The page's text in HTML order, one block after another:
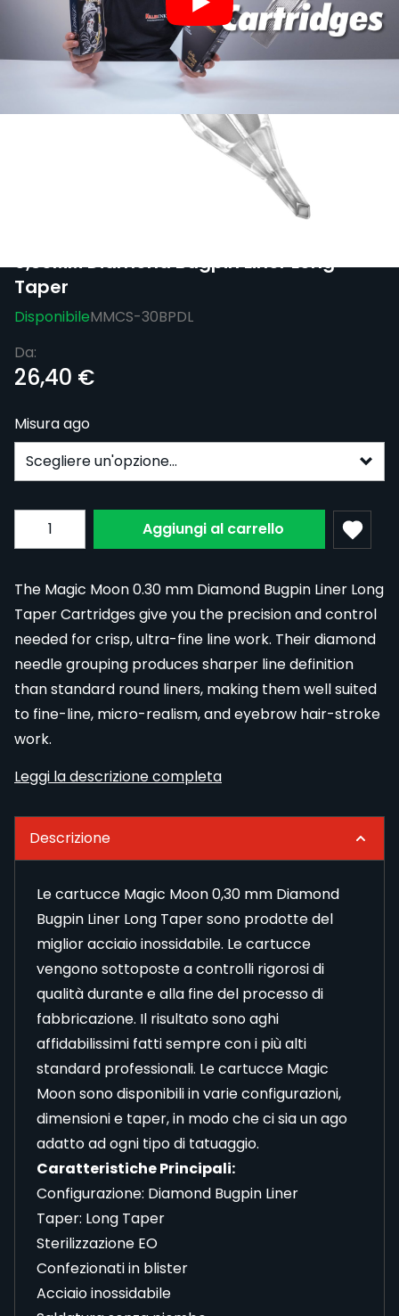
Oltre 5000 punti di ritiro UPS a partire da
4,96 € - Consegna gratuita per ordini
0,30MM Diamond Bugpin Liner Long
Taper
DisponibileMMCS-30BPDL
Da:
26,40 €
Misura ago
Subscribe to back in stock notification configurable
Quantita Aggiungi al carrello
The Magic Moon 0.30 mm Diamond Bugpin Liner Long
Taper Cartridges give you the precision and control
needed for crisp, ultra-fine line work. Their diamond
needle grouping produces sharper line definition
than standard round liners, making them well suited
to fine-line, micro-realism, and eyebrow hair-stroke
work.
Leggi la descrizione completa
Descrizione
Le cartucce Magic Moon 0,30 mm Diamond
Bugpin Liner Long Taper sono prodotte del
miglior acciaio inossidabile. Le cartucce
vengono sottoposte a controlli rigorosi di
qualità durante e alla fine del processo di
fabbricazione. Il risultato sono aghi
affidabilissimi fatti sempre con i più alti
standard professionali. Le cartucce Magic
Moon sono disponibili in varie configurazioni,
dimensioni e taper, in modo che ci sia un ago
adatto ad ogni tipo di tatuaggio.
Caratteristiche Principali:
Configurazione: Diamond Bugpin Liner
Taper: Long Taper
Sterilizzazione EO
Confezionati in blister
Acciaio inossidabile